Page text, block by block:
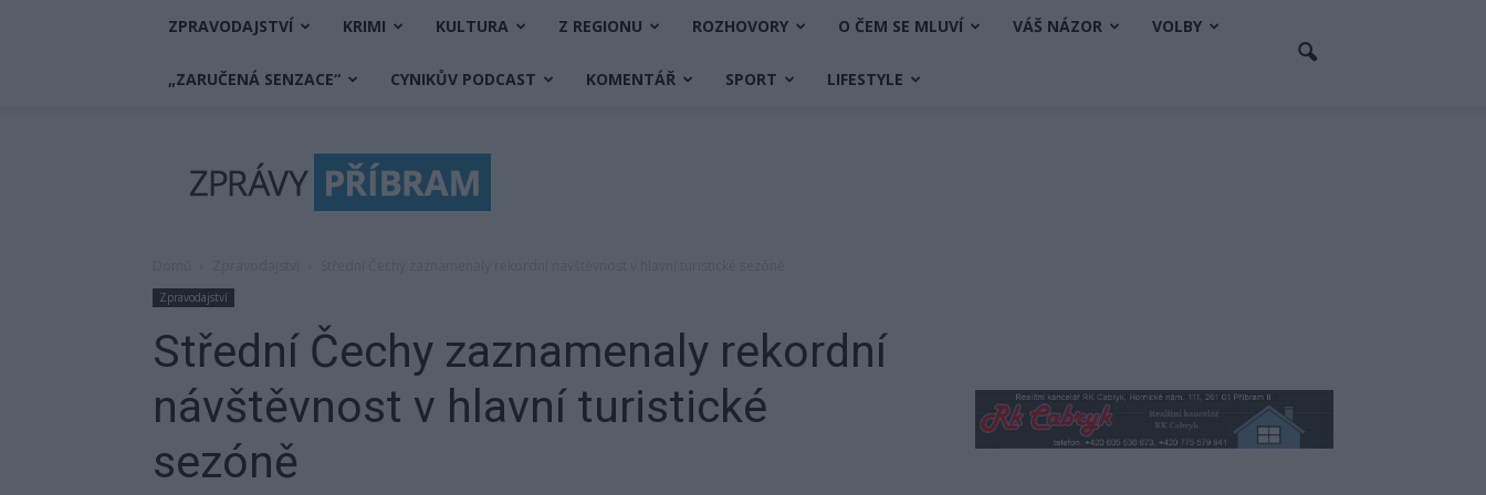
ZPRAVODAJSTVÍ KRIMI KULTURA Z REGIONU ROZHOVORY O ČEM SE MLUVÍ VÁŠ NÁZOR VOLBY
„ZARUČENÁ SENZACE“ CYNIKŮV PODCAST KOMENTÁŘ SPORT LIFESTYLE
Příbram
Zpravodajství
Střední Čechy zaznamenaly rekordní
návštěvnost v hlavní turistické
sezóně